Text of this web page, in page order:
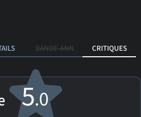
BANDE-ANN. CRITIQUES
5.0